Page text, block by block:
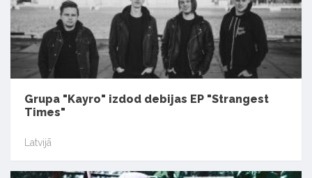
Grupa "Kayro" izdod debijas EP "Strangest
Times"
Latvijā